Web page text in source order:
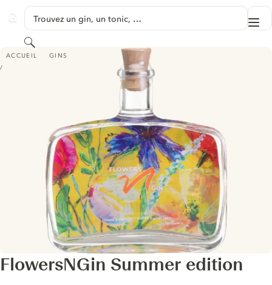
GINVENTORY
Trouvez un gin, un tonic, …
Rechercher
ACCUEIL GINS
FLOWERSNGIN SUMMER EDITION
FlowersNGin Summer edition